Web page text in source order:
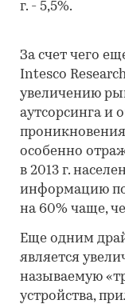
г. - 5,5%.
За счет чего
Intesco
увеличению
аутсорсинга
особенно
в 2013 г.
информацию
на 60% чаще,
Еще одним
является
называемую
устройства,